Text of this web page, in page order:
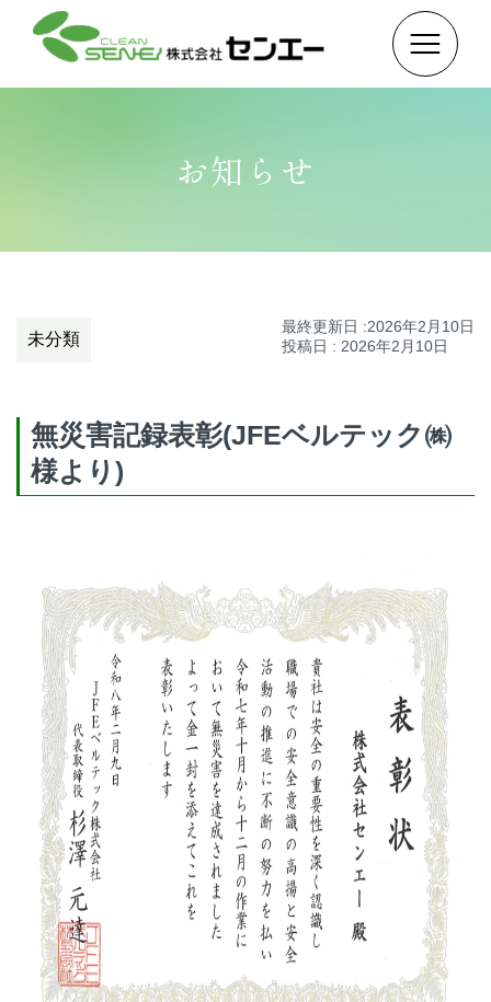
お知らせ
未分類
最終更新日 :2026年2月10日
投稿日 : 2026年2月10日
無災害記録表彰(JFEベルテック㈱
様より)